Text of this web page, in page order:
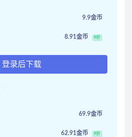
9.9金币
8.91金币 9折
登录后下载
69.9金币
62.91金币 9折